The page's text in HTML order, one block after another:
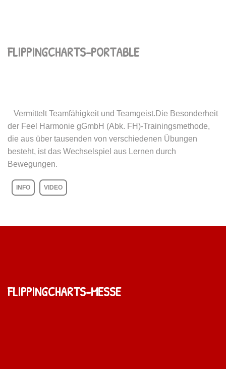
FLIPPINGCHARTS-PORTABLE
Vermittelt Teamfähigkeit und Teamgeist.Die Besonderheit
der Feel Harmonie gGmbH (Abk. FH)-Trainingsmethode,
die aus über tausenden von verschiedenen Übungen
besteht, ist das Wechselspiel aus Lernen durch
Bewegungen.
INFO VIDEO
FLIPPINGCHARTS-MESSE